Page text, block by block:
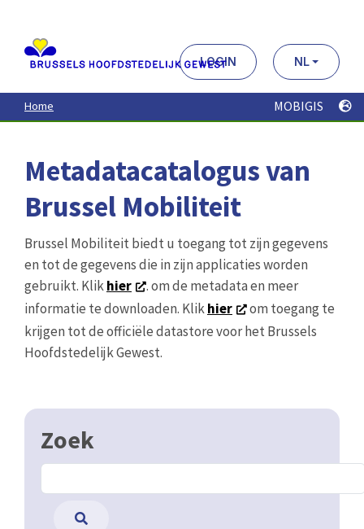
contenu
principal
LOGIN NL
Home MOBIGIS
Metadatacatalogus van
Brussel Mobiliteit
Brussel Mobiliteit biedt u toegang tot zijn gegevens
en tot de gegevens die in zijn applicaties worden
gebruikt. Klikhier
. om de metadata en meer
informatie te downloaden. Klikhier
om toegang te
krijgen tot de officiële datastore voor het Brussels
Hoofdstedelijk Gewest.
Zoek